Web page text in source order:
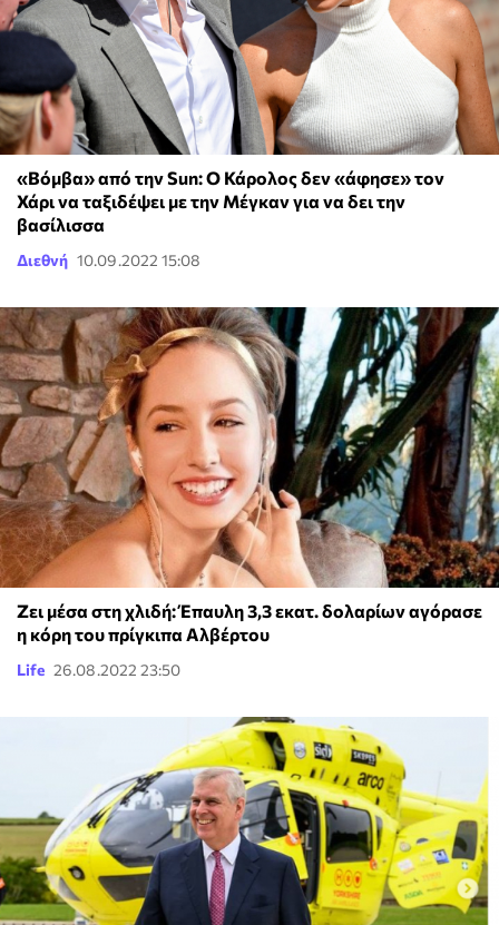
«Βόμβα» από την Sun: Ο Κάρολος δεν «άφησε» τον
Χάρι να ταξιδέψει με την Μέγκαν για να δει την
βασίλισσα
Διεθνή 10.09.2022 15:08
Ζει μέσα στη χλιδή: Έπαυλη 3,3 εκατ. δολαρίων αγόρασε
η κόρη του πρίγκιπα Αλβέρτου
Life 26.08.2022 23:50